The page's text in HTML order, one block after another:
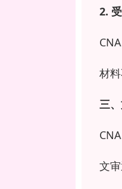
2.
材
三
文